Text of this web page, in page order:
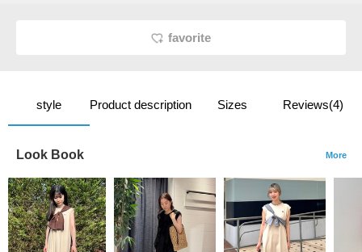
favorite
style Product description Sizes Reviews(4)
Look Book More